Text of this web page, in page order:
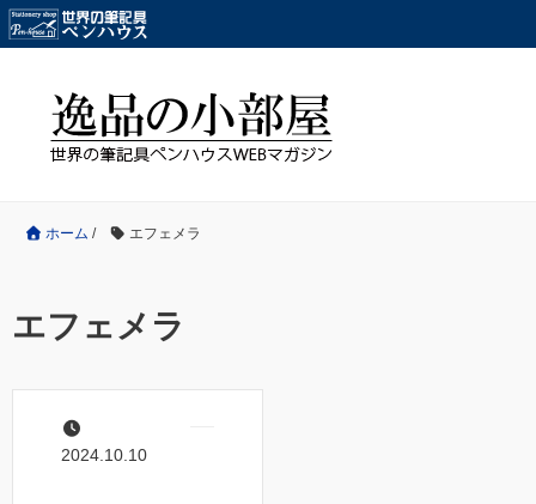
ホーム / エフェメラ
エフェメラ
2024.10.10